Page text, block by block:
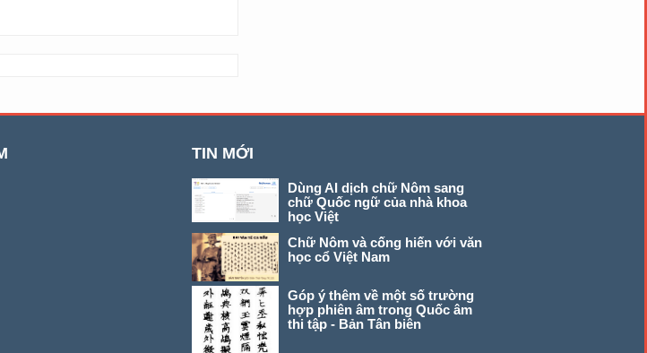
TIN MỚI
Dùng AI dịch chữ Nôm sang
chữ Quốc ngữ của nhà khoa
học Việt
Chữ Nôm và cống hiến với văn
học cổ Việt Nam
Góp ý thêm về một số trường
hợp phiên âm trong Quốc âm
thi tập - Bản Tân biên